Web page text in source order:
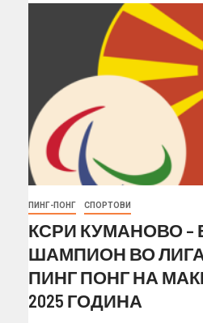
ПИНГ-ПОНГ СПОРТОВИ
КСРИ КУМАНОВО –
ШАМПИОН ВО
ПИНГ ПОНГ НА
2025 ГОДИНА